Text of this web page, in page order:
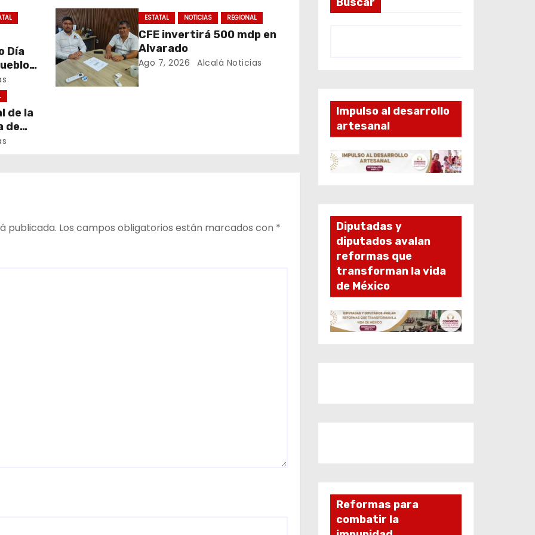
Día
ESTATAL NOTICIAS REGIONAL
CFE invertirá 500 mdp en
Alvarado
Ago 7, 2026 Alcalá Noticias
de la
de
publicada. Los campos obligatorios están marcados con *
Impulso al desarrollo
artesanal
Diputadas y
diputados avalan
reformas que
transforman la vida
de México
Reformas para
combatir la